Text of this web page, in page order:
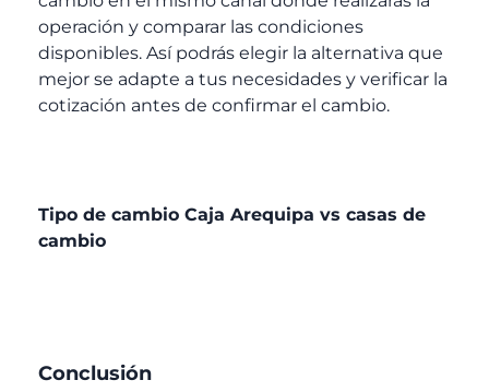
operación y comparar las condiciones
disponibles. Así podrás elegir la alternativa que
mejor se adapte a tus necesidades y verificar la
cotización antes de confirmar el cambio.
Tipo de cambio Caja Arequipa vs casas de
cambio
Conclusión